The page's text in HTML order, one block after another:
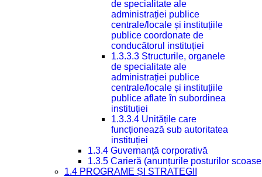
de specialitate ale
administrației publice
centrale/locale și instituțiile
publice coordonate de
conducătorul instituției
1.3.3.3 Structurile, organele
de specialitate ale
administrației publice
centrale/locale și instituțiile
publice aflate în subordinea
instituției
1.3.3.4 Unitățile care
funcționează sub autoritatea
instituției
1.3.4 Guvernanță corporativă
1.3.5 Carieră (anunțurile posturilor
1.4 PROGRAME ȘI STRATEGII